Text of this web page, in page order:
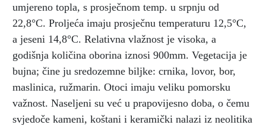
umjereno topla, s prosječnom temp. u srpnju od
22,8°C. Proljeća imaju prosječnu temperaturu 12,5°C,
a jeseni 14,8°C. Relativna vlažnost je visoka, a
godišnja količina oborina iznosi 900mm. Vegetacija je
bujna; čine ju sredozemne biljke: crnika, lovor, bor,
maslinica, ružmarin. Otoci imaju veliku pomorsku
važnost. Naseljeni su već u prapovijesno doba, o čemu
svjedoče kameni, koštani i keramički nalazi iz neolitika